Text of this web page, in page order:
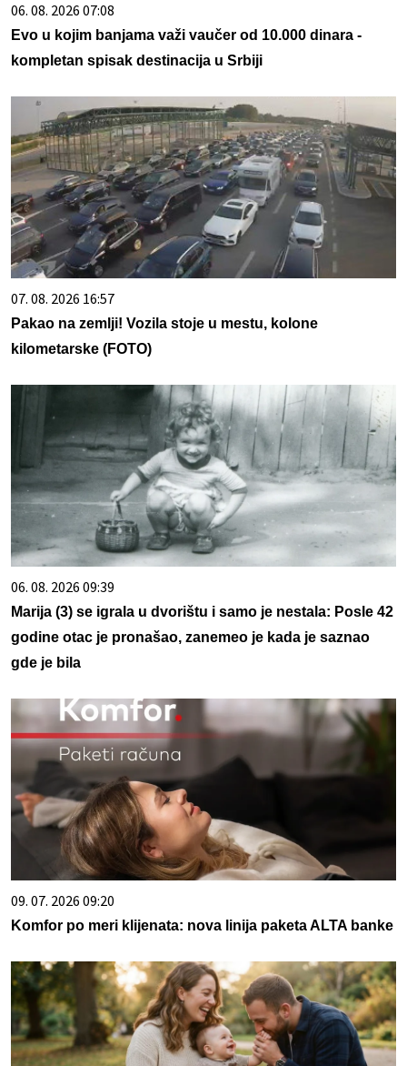
06. 08. 2026 07:08
Evo u kojim banjama važi vaučer od 10.000 dinara -
kompletan spisak destinacija u Srbiji
07. 08. 2026 16:57
Pakao na zemlji! Vozila stoje u mestu, kolone
kilometarske (FOTO)
06. 08. 2026 09:39
Marija (3) se igrala u dvorištu i samo je nestala: Posle 42
godine otac je pronašao, zanemeo je kada je saznao
gde je bila
09. 07. 2026 09:20
Komfor po meri klijenata: nova linija paketa ALTA banke